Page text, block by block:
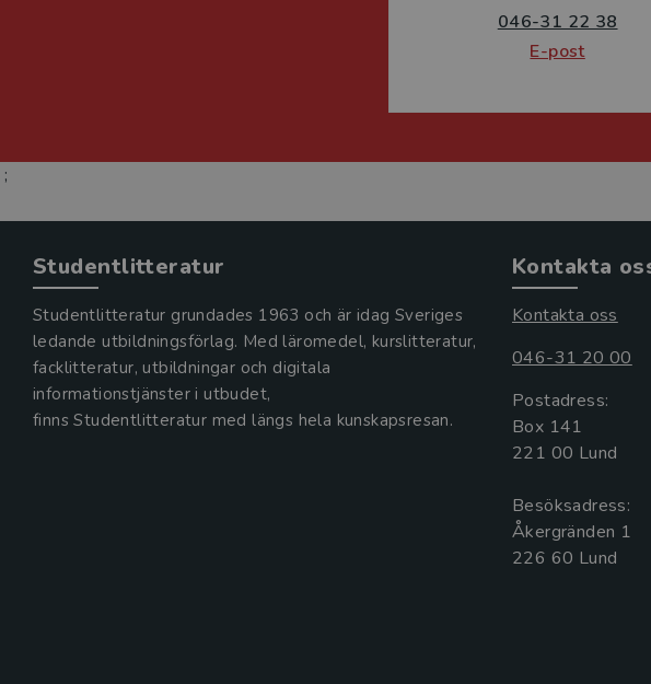
046-31 22 38
E-post
;
Studentlitteratur
Studentlitteratur grundades 1963 och är idag Sveriges
ledande utbildningsförlag. Med läromedel, kurslitteratur,
facklitteratur, utbildningar och digitala
informationstjänster i utbudet,
finns Studentlitteratur med längs hela kunskapsresan.
Kontakta
Kontakta oss
046-31 20 00
Postadress:
Box 141
221 00 Lund
Besöksadress:
Åkergränden 1